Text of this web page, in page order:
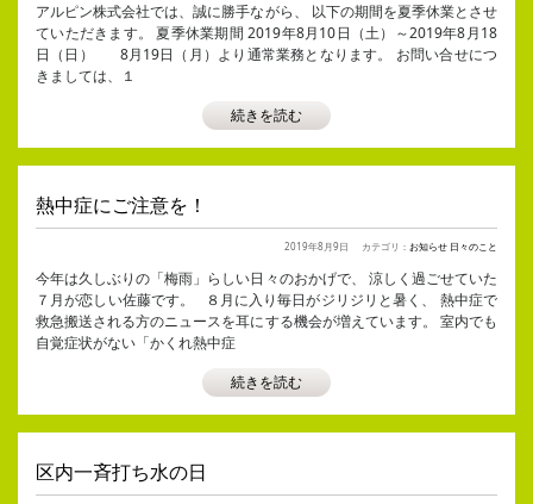
アルピン株式会社では、誠に勝手ながら、 以下の期間を夏季休業とさせ
ていただきます。 夏季休業期間 2019年8月10日（土）～2019年8月18
日（日） 8月19日（月）より通常業務となります。 お問い合せにつ
きましては、１
続きを読む
熱中症にご注意を！
2019年8月9日 カテゴリ： お知らせ 日々のこと
今年は久しぶりの「梅雨」らしい日々のおかげで、 涼しく過ごせていた
７月が恋しい佐藤です。 ８月に入り毎日がジリジリと暑く、 熱中症で
救急搬送される方のニュースを耳にする機会が増えています。 室内でも
自覚症状がない「かくれ熱中症
続きを読む
区内一斉打ち水の日